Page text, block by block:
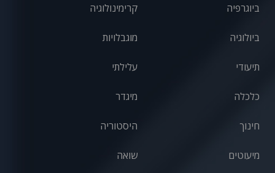
ביוגרפיה
ביולוגיה
קרימינולוגיה
מוגבלויות
תיעודי
כלכלה
חינוך
מיעוטים
עלילתי
מיגדר
היסטוריה
שואה